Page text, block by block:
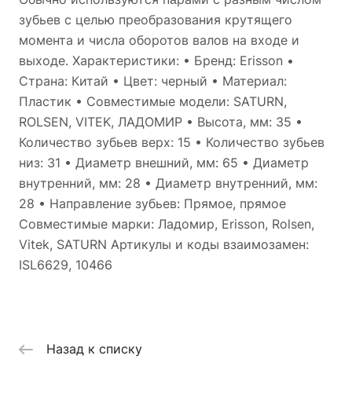
зубьев с целью преобразования крутящего
момента и числа оборотов валов на входе и
выходе. Характеристики: • Бренд: Erisson •
Страна: Китай • Цвет: черный • Материал:
Пластик • Совместимые модели: SATURN,
ROLSEN, VITEK, ЛАДОМИР • Высота, мм: 35 •
Количество зубьев верх: 15 • Количество зубьев
низ: 31 • Диаметр внешний, мм: 65 • Диаметр
внутренний, мм: 28 • Диаметр внутренний, мм:
28 • Направление зубьев: Прямое, прямое
Совместимые марки: Ладомир, Erisson, Rolsen,
Vitek, SATURN Артикулы и коды взаимозамен:
ISL6629, 10466
Назад к списку